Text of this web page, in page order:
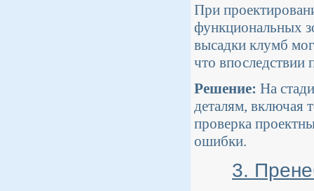
При
функциональных
высадки клумб
что впоследствии
Решение: На
деталям, включая
проверка
ошибки.
3.